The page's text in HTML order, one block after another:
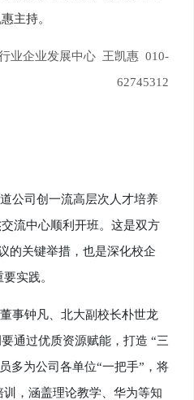
主持。
企业发展中心 王凯惠 010-
62745312
公司创一流高层次人才培养
流中心顺利开班。这是双方
的关键举措，也是深化校企
实践。
事钟凡、北大副校长朴世龙
通过优质资源赋能，打造 “三
多为公司各单位“一把手”，将
，涵盖理论教学、华为等知